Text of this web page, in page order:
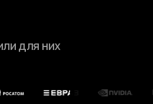
для них